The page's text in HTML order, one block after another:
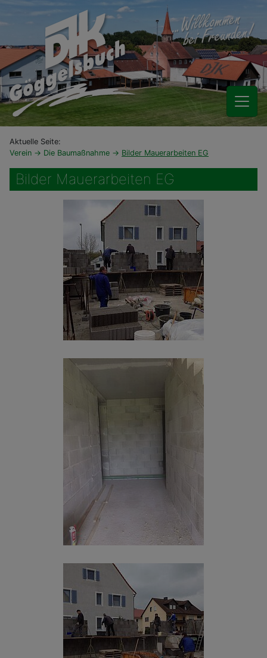
Aktuelle Seite:
Verein
Die Baumaßnahme Bilder Mauerarbeiten EG
Bilder Mauerarbeiten EG